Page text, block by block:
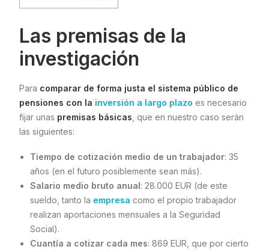
Las premisas de la
investigación
Para comparar de forma justa el sistema público de
pensiones con la inversión a largo plazo es necesario
fijar unas premisas básicas , que en nuestro caso serán
las siguientes:
Tiempo de cotización medio de un trabajador: 35
años (en el futuro posiblemente sean más).
Salario medio bruto anual: 28.000 EUR (de este
sueldo, tanto la empresa como el propio trabajador
realizan aportaciones mensuales a la Seguridad
Social).
Cuantía a cotizar cada mes: 869 EUR, que por cierto